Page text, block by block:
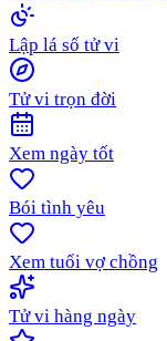
Lập lá số tử vi
Tử vi trọn đời
Xem ngày tốt
Bói tình yêu
Xem tuổi vợ chồng
Tử vi hàng ngày